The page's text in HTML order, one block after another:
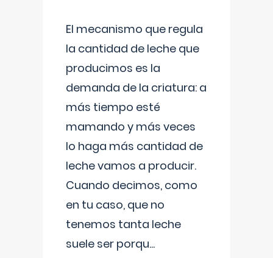
El mecanismo que regula
la cantidad de leche que
producimos es la
demanda de la criatura: a
más tiempo esté
mamando y más veces
lo haga más cantidad de
leche vamos a producir.
Cuando decimos, como
en tu caso, que no
tenemos tanta leche
suele ser porqu...